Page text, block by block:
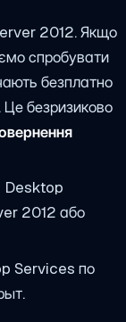
2012. Якщо
спробувати
безплатно
безризиково
Desktop
2012 або
Services по